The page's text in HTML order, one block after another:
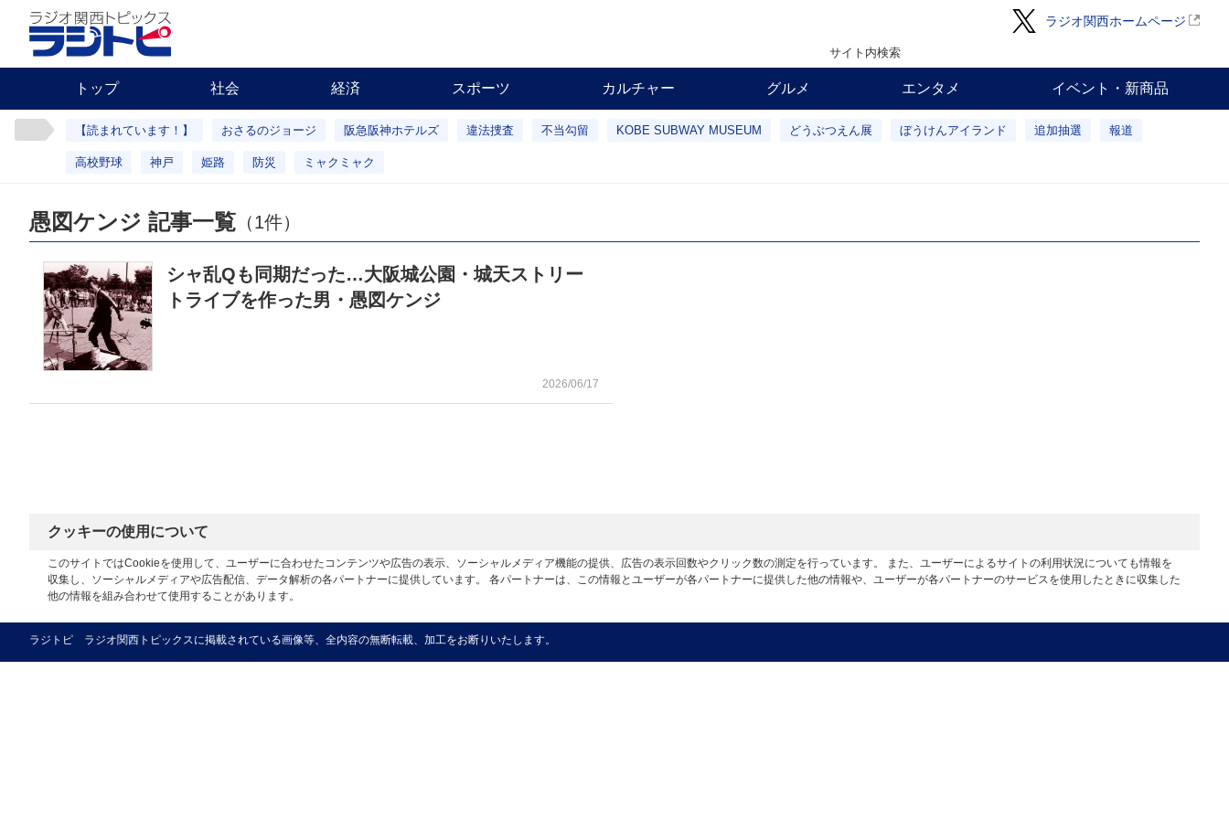
ラジオ関西ホームページ
サイト内検索
トップ 社会 経済 スポーツ カルチャー グルメ エンタメ イベント・新商品
【読まれています！】 おさるのジョージ 阪急阪神ホテルズ 違法捜査 不当勾留 KOBE SUBWAY MUSEUM どうぶつえん展 ぼうけんアイランド 追加抽選 報道
高校野球 神戸 姫路 防災 ミャクミャク
愚図ケンジ 記事一覧 （1件）
シャ乱Qも同期だった…大阪城公園・城天ストリー
トライブを作った男・愚図ケンジ
2026/06/17
クッキーの使用について
このサイトではCookieを使用して、ユーザーに合わせたコンテンツや広告の表示、ソーシャルメディア機能の提供、広告の表示回数やクリック数の測定を行っています。 また、ユーザーによるサイトの利用状況についても情報を
収集し、ソーシャルメディアや広告配信、データ解析の各パートナーに提供しています。 各パートナーは、この情報とユーザーが各パートナーに提供した他の情報や、ユーザーが各パートナーのサービスを使用したときに収集した
他の情報を組み合わせて使用することがあります。
ラジトピ ラジオ関西トピックスに掲載されている画像等、全内容の無断転載、加工をお断りいたします。